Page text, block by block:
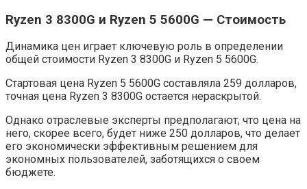
Ryzen 3 8300G и Ryzen 5 5600G — Стоимость
Динамика цен играет ключевую роль в определении
общей стоимости Ryzen 3 8300G и Ryzen 5 5600G.
Стартовая цена Ryzen 5 5600G составляла 259 долларов,
точная цена Ryzen 3 8300G остается нераскрытой.
Однако отраслевые эксперты предполагают, что цена на
него, скорее всего, будет ниже 250 долларов, что делает
его экономически эффективным решением для
экономных пользователей, заботящихся о своем
бюджете.